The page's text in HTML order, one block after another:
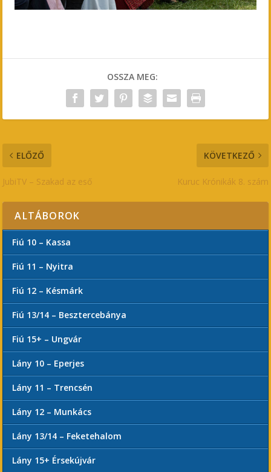
OSSZA MEG:
ELŐZŐ
JubiTV – Szakad az eső
KÖVETKEZŐ
Kuruc Krónikák 8. szám
ALTÁBOROK
Fiú 10 – Kassa
Fiú 11 – Nyitra
Fiú 12 – Késmárk
Fiú 13/14 – Besztercebánya
Fiú 15+ – Ungvár
Lány 10 – Eperjes
Lány 11 – Trencsén
Lány 12 – Munkács
Lány 13/14 – Feketehalom
Lány 15+ Érsekújvár